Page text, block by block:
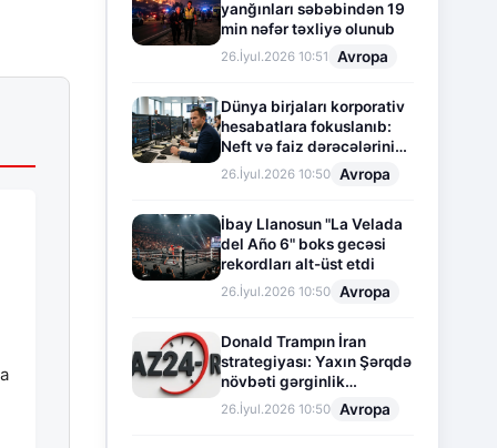
yanğınları səbəbindən 19
min nəfər təxliyə olunub
26.İyul.2026 10:51 Avropa
Dünya birjaları korporativ
hesabatlara fokuslanıb:
Neft və faiz dərəcələrinin
təsiri altında cari vəziyyət
26.İyul.2026 10:50 Avropa
İbay Llanosun "La Velada
del Año 6" boks gecəsi
rekordları alt-üst etdi
26.İyul.2026 10:50 Avropa
Donald Trampın İran
strategiyası: Yaxın Şərqdə
növbəti gərginlik
mərhələsi
26.İyul.2026 10:50 Avropa